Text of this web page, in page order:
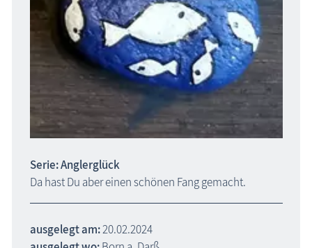
Serie: Anglerglück
Da hast Du aber einen schönen Fang gemacht.
ausgelegt am:20.02.2024